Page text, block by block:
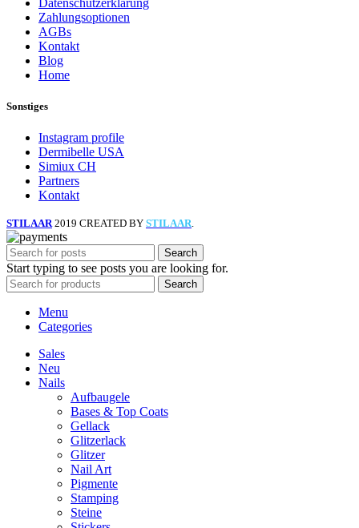
Zahlungsoptionen
AGBs
Kontakt
Blog
Home
Sonstiges
Instagram profile
Dermibelle USA
Simiux CH
Partners
Kontakt
STILAAR 2019 CREATED BY STILAAR.
Search
Start typing to see posts you are looking for.
Search
Menu
Categories
Sales
Neu
Nails
Aufbaugele
Bases & Top Coats
Gellack
Glitzerlack
Glitzer
Nail Art
Pigmente
Stamping
Steine